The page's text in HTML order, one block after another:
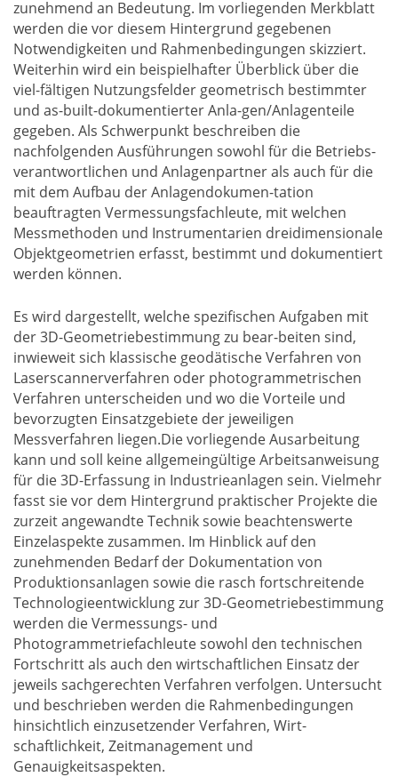
zunehmend an Bedeutung. Im vorliegenden Merkblatt
werden die vor diesem Hintergrund gegebenen
Notwendigkeiten und Rahmenbedingungen skizziert.
Weiterhin wird ein beispielhafter Überblick über die
viel-fältigen Nutzungsfelder geometrisch bestimmter
und as-built-dokumentierter Anla-gen/Anlagenteile
gegeben. Als Schwerpunkt beschreiben die
nachfolgenden Ausführungen sowohl für die Betriebs-
verantwortlichen und Anlagenpartner als auch für die
mit dem Aufbau der Anlagendokumen-tation
beauftragten Vermessungsfachleute, mit welchen
Messmethoden und Instrumentarien dreidimensionale
Objektgeometrien erfasst, bestimmt und dokumentiert
werden können.
Es wird dargestellt, welche spezifischen Aufgaben mit
der 3D-Geometriebestimmung zu bear-beiten sind,
inwieweit sich klassische geodätische Verfahren von
Laserscannerverfahren oder photogrammetrischen
Verfahren unterscheiden und wo die Vorteile und
bevorzugten Einsatzgebiete der jeweiligen
Messverfahren liegen.Die vorliegende Ausarbeitung
kann und soll keine allgemeingültige Arbeitsanweisung
für die 3D-Erfassung in Industrieanlagen sein. Vielmehr
fasst sie vor dem Hintergrund praktischer Projekte die
zurzeit angewandte Technik sowie beachtenswerte
Einzelaspekte zusammen. Im Hinblick auf den
zunehmenden Bedarf der Dokumentation von
Produktionsanlagen sowie die rasch fortschreitende
Technologieentwicklung zur 3D-Geometriebestimmung
werden die Vermessungs- und
Photogrammetriefachleute sowohl den technischen
Fortschritt als auch den wirtschaftlichen Einsatz der
jeweils sachgerechten Verfahren verfolgen. Untersucht
und beschrieben werden die Rahmenbedingungen
hinsichtlich einzusetzender Verfahren, Wirt-
schaftlichkeit, Zeitmanagement und
Genauigkeitsaspekten.